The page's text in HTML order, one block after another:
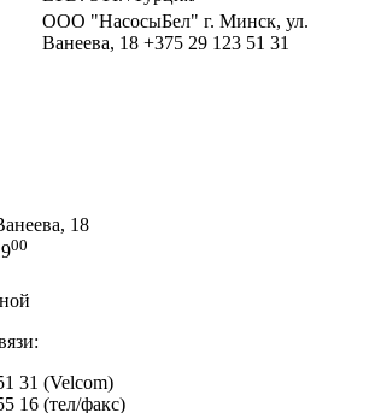
ООО "НасосыБел" г. Минск, ул.
Ванеева, 18 +375 29 123 51 31
18
00
31 (Velcom)
16 (тел/факс)